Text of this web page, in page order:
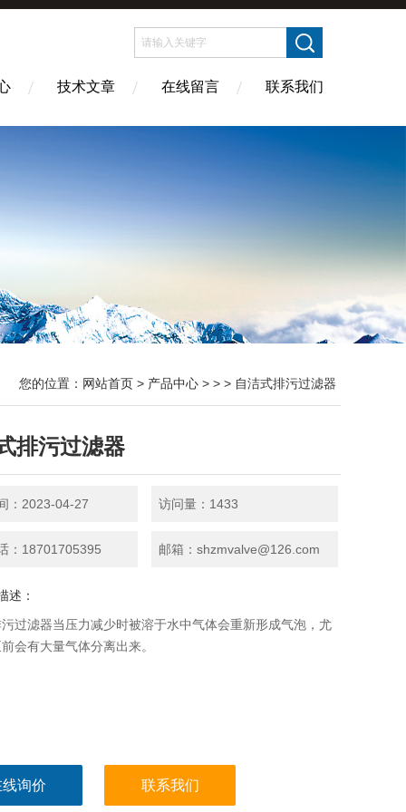
技术文章 在线留言 联系我们
您的位置： 网站首页 > 产品中心 > > > 自洁式排污过滤器
排污过滤器
：2023-04-27 访问量：1433
：18701705395 邮箱：shzmvalve@126.com
述：
过滤器当压力减少时被溶于水中气体会重新形成气泡，尤
会有大量气体分离出来。
询价 联系我们